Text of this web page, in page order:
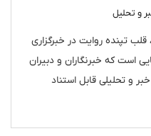
و تحلیل
قلب تپنده روایت در خبرگزاری
است که خبرنگاران و دبیران
و تحلیلی قابل استناد